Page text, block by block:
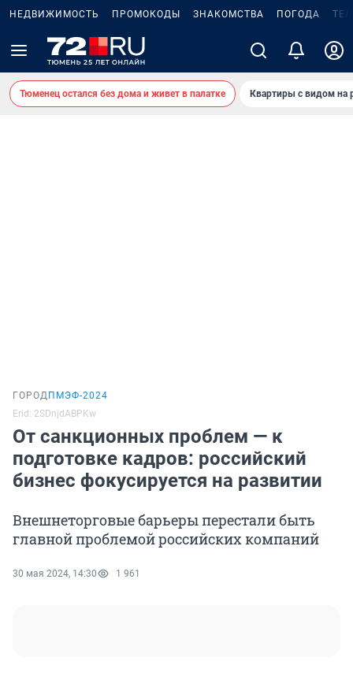
НЕДВИЖИМОСТЬ ПРОМОКОДЫ ЗНАКОМСТВА ПОГОДА
Тюменец остался без дома и живет в палатке Квартиры с видом на
ГОРОД ПМЭФ-2024
Erid: 2SDnjdABPKw
От санкционных проблем — к
подготовке кадров: российский
бизнес фокусируется на развитии
Внешнеторговые барьеры перестали быть
главной проблемой российских компаний
30 мая 2024, 14:30 1 961